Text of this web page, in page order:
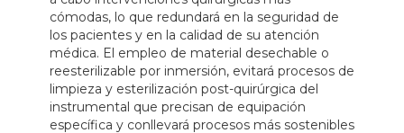
cómodas, lo que redundará en la seguridad de
los pacientes y en la calidad de su atención
médica. El empleo de material desechable o
reesterilizable por inmersión, evitará procesos de
limpieza y esterilización post-quirúrgica del
instrumental que precisan de equipación
específica y conllevará procesos más sostenibles